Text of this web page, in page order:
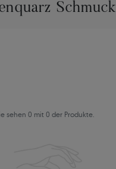
Schmuck
sehen 0 mit 0 der Produkte.